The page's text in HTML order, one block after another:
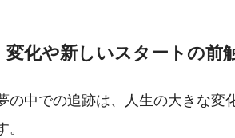
変化や新しいスタートの前
の中での追跡は、人生の大きな変
。